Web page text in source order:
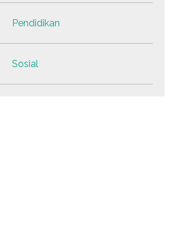
Pendidikan
Sosial